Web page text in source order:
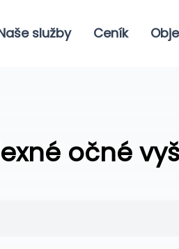
služby Ceník
očné